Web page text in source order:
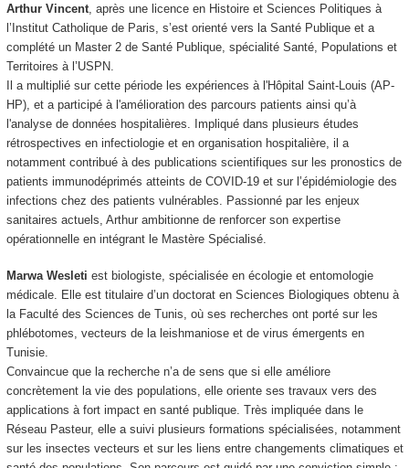
Arthur Vincent, après une licence en Histoire et Sciences Politiques à
l’Institut Catholique de Paris, s’est orienté vers la Santé Publique et a
complété un Master 2 de Santé Publique, spécialité Santé, Populations et
Territoires à l’USPN.
Il a multiplié sur cette période les expériences à l'Hôpital Saint-Louis (AP-
HP), et a participé à l'amélioration des parcours patients ainsi qu’à
l'analyse de données hospitalières. Impliqué dans plusieurs études
rétrospectives en infectiologie et en organisation hospitalière, il a
notamment contribué à des publications scientifiques sur les pronostics de
patients immunodéprimés atteints de COVID-19 et sur l’épidémiologie des
infections chez des patients vulnérables. Passionné par les enjeux
sanitaires actuels, Arthur ambitionne de renforcer son expertise
opérationnelle en intégrant le Mastère Spécialisé.
Marwa Wesleti est biologiste, spécialisée en écologie et entomologie
médicale. Elle est titulaire d’un doctorat en Sciences Biologiques obtenu à
la Faculté des Sciences de Tunis, où ses recherches ont porté sur les
phlébotomes, vecteurs de la leishmaniose et de virus émergents en
Tunisie.
Convaincue que la recherche n’a de sens que si elle améliore
concrètement la vie des populations, elle oriente ses travaux vers des
applications à fort impact en santé publique. Très impliquée dans le
Réseau Pasteur, elle a suivi plusieurs formations spécialisées, notamment
sur les insectes vecteurs et sur les liens entre changements climatiques et